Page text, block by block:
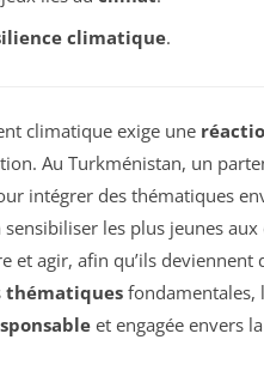
climatique.
climatique exige une
Au Turkménistan, un
intégrer des thématiques
les plus jeunes
agir, afin qu’ils deviennent
thématiques fondamentales,
et engagée envers